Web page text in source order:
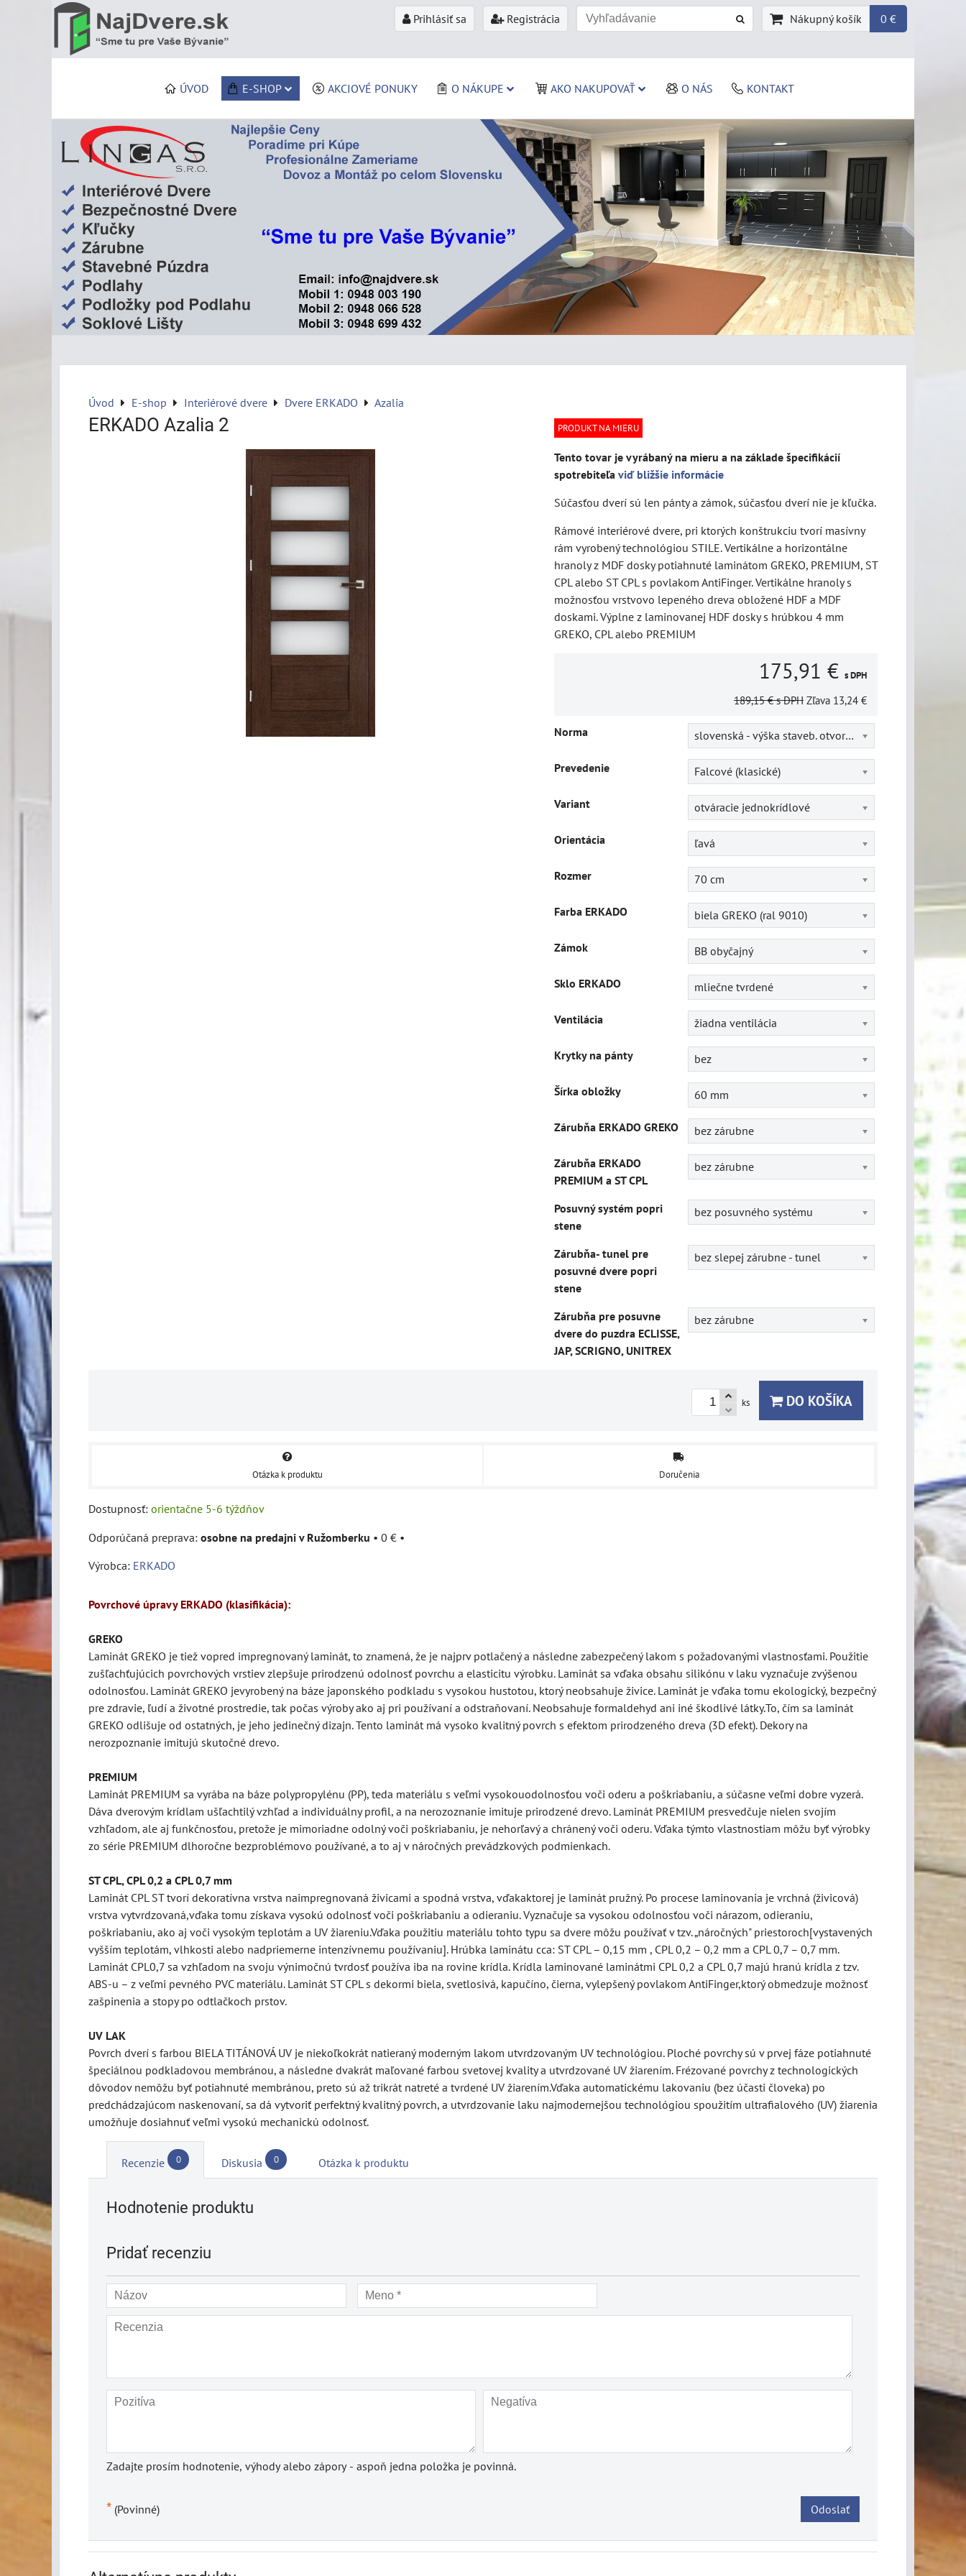
Prihlásiť sa Registrácia Nákupný košík 0 €
ÚVOD E-SHOP AKCIOVÉ PONUKY O NÁKUPE AKO NAKUPOVAŤ O NÁS KONTAKT
Úvod E-shop Interiérové dvere Dvere ERKADO Azalia
ERKADO Azalia 2 PRODUKT NA MIERU
Tento tovar je vyrábaný na mieru a na základe špecifikácií
spotrebiteľa viď bližšie informácie
Súčasťou dverí sú len pánty a zámok, súčasťou dverí nie je kľučka.
Rámové interiérové dvere, pri ktorých konštrukciu tvorí masívny
rám vyrobený technológiou STILE. Vertikálne a horizontálne
hranoly z MDF dosky potiahnuté laminátom GREKO, PREMIUM, ST
CPL alebo ST CPL s povlakom AntiFinger. Vertikálne hranoly s
možnosťou vrstvovo lepeného dreva obložené HDF a MDF
doskami. Výplne z laminovanej HDF dosky s hrúbkou 4 mm
GREKO, CPL alebo PREMIUM
175,91 € s DPH
189,15 € s DPH Zľava 13,24 €
Norma slovenská - výška staveb. otvoru = 202 cm
Prevedenie Falcové (klasické)
Variant otváracie jednokrídlové
Orientácia ľavá
Rozmer 70 cm
Farba ERKADO biela GREKO (ral 9010)
Zámok BB obyčajný
Sklo ERKADO mliečne tvrdené
Ventilácia žiadna ventilácia
Krytky na pánty bez
Šírka obložky 60 mm
Zárubňa ERKADO GREKO bez zárubne
Zárubňa ERKADO
PREMIUM a ST CPL
bez zárubne
Posuvný systém popri
stene
bez posuvného systému
Zárubňa- tunel pre
posuvné dvere popri
stene
bez slepej zárubne - tunel
Zárubňa pre posuvne
dvere do puzdra ECLISSE,
JAP, SCRIGNO, UNITREX
bez zárubne
ks DO KOŠÍKA
Otázka k produktu Doručenia
Dostupnosť: orientačne 5-6 týždňov
osobne na predajni v Ružomberku • 0 € •
Výrobca: ERKADO
Povrchové úpravy ERKADO (klasifikácia):
GREKO
Laminát GREKO je tiež vopred impregnovaný laminát, to znamená, že je najprv potlačený a následne zabezpečený lakom s požadovanými vlastnosťami. Použitie
zušľachťujúcich povrchových vrstiev zlepšuje prirodzenú odolnosť povrchu a elasticitu výrobku. Laminát sa vďaka obsahu silikónu v laku vyznačuje zvýšenou
odolnosťou. Laminát GREKO jevyrobený na báze japonského podkladu s vysokou hustotou, ktorý neobsahuje živice. Laminát je vďaka tomu ekologický, bezpečný
pre zdravie, ľudí a životné prostredie, tak počas výroby ako aj pri používaní a odstraňovaní. Neobsahuje formaldehyd ani iné škodlivé látky.To, čím sa laminát
GREKO odlišuje od ostatných, je jeho jedinečný dizajn. Tento laminát má vysoko kvalitný povrch s efektom prirodzeného dreva (3D efekt). Dekory na
nerozpoznanie imitujú skutočné drevo.
PREMIUM
Laminát PREMIUM sa vyrába na báze polypropylénu (PP), teda materiálu s veľmi vysokouodolnosťou voči oderu a poškriabaniu, a súčasne veľmi dobre vyzerá.
Dáva dverovým krídlam ušľachtilý vzhľad a individuálny profil, a na nerozoznanie imituje prirodzené drevo. Laminát PREMIUM presvedčuje nielen svojím
vzhľadom, ale aj funkčnosťou, pretože je mimoriadne odolný voči poškriabaniu, je nehorľavý a chránený voči oderu. Vďaka týmto vlastnostiam môžu byť výrobky
zo série PREMIUM dlhoročne bezproblémovo používané, a to aj v náročných prevádzkových podmienkach.
ST CPL, CPL 0,2 a CPL 0,7 mm
Laminát CPL ST tvorí dekoratívna vrstva naimpregnovaná živicami a spodná vrstva, vďakaktorej je laminát pružný. Po procese laminovania je vrchná (živicová)
vrstva vytvrdzovaná,vďaka tomu získava vysokú odolnosť voči poškriabaniu a odieraniu. Vyznačuje sa vysokou odolnosťou voči nárazom, odieraniu,
poškriabaniu, ako aj voči vysokým teplotám a UV žiareniu.Vďaka použitiu materiálu tohto typu sa dvere môžu používať v tzv. „náročných" priestoroch[vystavených
vyšším teplotám, vlhkosti alebo nadpriemerne intenzívnemu používaniu]. Hrúbka laminátu cca: ST CPL – 0,15 mm , CPL 0,2 – 0,2 mm a CPL 0,7 – 0,7 mm.
Laminát CPL0,7 sa vzhľadom na svoju výnimočnú tvrdosť používa iba na rovine krídla. Krídla laminované laminátmi CPL 0,2 a CPL 0,7 majú hranú krídla z tzv.
ABS-u – z veľmi pevného PVC materiálu. Laminát ST CPL s dekormi biela, svetlosivá, kapučíno, čierna, vylepšený povlakom AntiFinger,ktorý obmedzuje možnosť
zašpinenia a stopy po odtlačkoch prstov.
UV LAK
Povrch dverí s farbou BIELA TITÁNOVÁ UV je niekoľkokrát natieraný moderným lakom utvrdzovaným UV technológiou. Ploché povrchy sú v prvej fáze potiahnuté
špeciálnou podkladovou membránou, a následne dvakrát maľované farbou svetovej kvality a utvrdzované UV žiarením. Frézované povrchy z technologických
dôvodov nemôžu byť potiahnuté membránou, preto sú až trikrát natreté a tvrdené UV žiarením.Vďaka automatickému lakovaniu (bez účasti človeka) po
predchádzajúcom naskenovaní, sa dá vytvoriť perfektný kvalitný povrch, a utvrdzovanie laku najmodernejšou technológiou spoužitím ultrafialového (UV) žiarenia
umožňuje dosiahnuť veľmi vysokú mechanickú odolnosť.
Recenzie 0 Diskusia 0 Otázka k produktu
Hodnotenie produktu
Pridať recenziu
Zadajte prosím hodnotenie, výhody alebo zápory - aspoň jedna položka je povinná.
* (Povinné) Odoslať